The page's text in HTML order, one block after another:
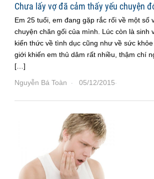
Chưa lấy vợ đã cảm thấy yếu chuyện
Em 25 tuổi, em đang gặp rắc rối về một số
chuyện chăn gối của mình. Lúc còn là sinh
kiến thức về tình dục cũng như về sức
giới khiến em thủ dâm rất nhiều, thậm chí
[…]
Nguyễn Bá Toàn · 05/12/2015·